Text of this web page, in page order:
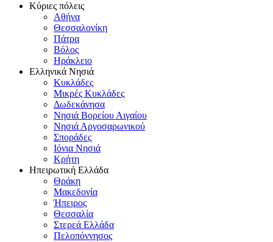
Κύριες πόλεις
Αθήνα
Θεσσαλονίκη
Πάτρα
Βόλος
Ηράκλειο
Ελληνικά Νησιά
Κυκλάδες
Μικρές Κυκλάδες
Δωδεκάνησα
Νησιά Βορείου Αιγαίου
Νησιά Αργοσαρωνικού
Σποράδες
Ιόνια Νησιά
Κρήτη
Ηπειρωτική Ελλάδα
Θράκη
Μακεδονία
Ήπειρος
Θεσσαλία
Στερεά Ελλάδα
Πελοπόννησος